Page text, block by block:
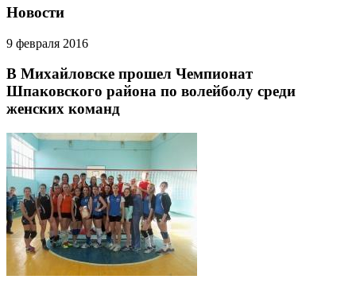
Новости
9 февраля 2016
В Михайловске прошел Чемпионат
Шпаковского района по волейболу среди
женских команд